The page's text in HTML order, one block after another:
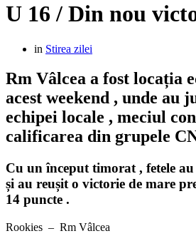
U 16 / Din nou
in Stirea zilei
Rm Vâlcea a fost locația
acest weekend , unde au
echipei locale , meciul
calificarea din grupele
Cu un început timorat , fetele
și au reușit o victorie de mare
14 puncte .
Rookies – Rm Vâlcea